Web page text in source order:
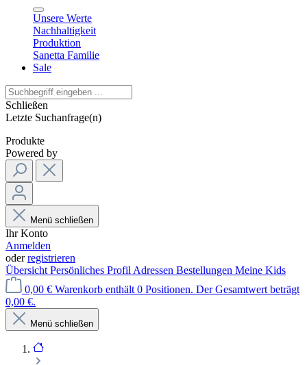
Unsere Werte
Nachhaltigkeit
Produktion
Sanetta Familie
Sale
Schließen
Letzte Suchanfrage(n)
Produkte
Powered by
Menü schließen
Ihr Konto
Anmelden
oderregistrieren
Übersicht Persönliches Profil Adressen Bestellungen Meine Kids
0,00 € Warenkorb enthält 0 Positionen. Der Gesamtwert beträgt
0,00 €.
Menü schließen